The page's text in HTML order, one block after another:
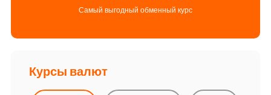
О банке
Самый выгодный обменный курс
Курсы валют